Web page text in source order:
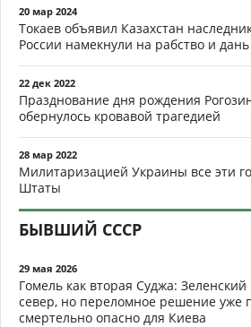
20 мар 2024
Токаев объявил Казахстан
России намекнули на рабство и дань
22 дек 2022
Празднование дня рождения
обернулось кровавой трагедией
28 мар 2022
Милитаризацией Украины все эти
Штаты
БЫВШИЙ СССР
29 мая 2026
Гомель как вторая Суджа:
север, но переломное решение уже
смертельно опасно для Киева